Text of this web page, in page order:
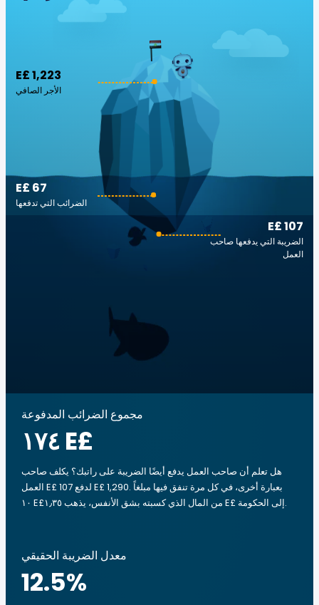
E£ 1,223
الأجر الصافي
E£ 107
الضريبة التي يدفعها صاحب
العمل
E£ 67
الضرائب التي تدفعها
مجموع الضرائب المدفوعة
‏١٧٤ E£
هل تعلم أن صاحب العمل يدفع أيضًا الضريبة على راتبك؟ يكلف صاحب
العمل E£ 107 لدفع E£ 1,290. بعبارة أخرى، في كل مرة تنفق فيها مبلغاً
‏١٠ E£من المال الذي كسبته بشق الأنفس، يذهب ‏١٫٣٥ E£ إلى الحكومة.
معدل الضريبة الحقيقي
12.5%